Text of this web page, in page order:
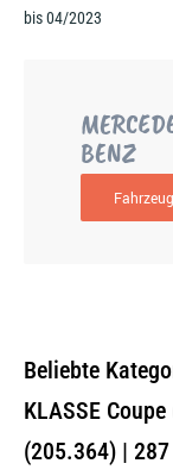
bis 04/2023
BENZ
Beliebte
KLASSE
(205.364) |